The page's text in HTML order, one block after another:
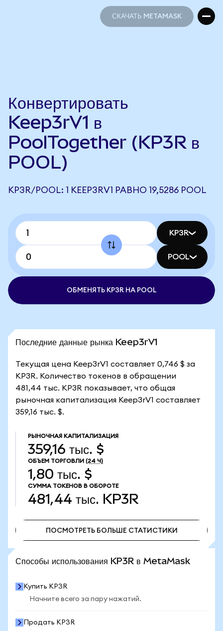
СКАЧАТЬ METAMASK
Конвертировать
Keep3rV1 в
PoolTogether (KP3R в
POOL)
KP3R/POOL: 1 KEEP3RV1 РАВНО 19,5286 POOL
KP3R
POOL
ОБМЕНЯТЬ KP3R НА POOL
Последние данные рынка Keep3rV1
Текущая цена Keep3rV1 составляет 0,746 $ за
KP3R. Количество токенов в обращении
481,44 тыс. KP3R показывает, что общая
рыночная капитализация Keep3rV1 составляет
359,16 тыс. $.
РЫНОЧНАЯ КАПИТАЛИЗАЦИЯ
359,16 тыс. $
ОБЪЕМ ТОРГОВЛИ (24 Ч)
1,80 тыс. $
СУММА ТОКЕНОВ В ОБОРОТЕ
481,44 тыс. KP3R
ПОСМОТРЕТЬ БОЛЬШЕ СТАТИСТИКИ
Способы использования KP3R в MetaMask
Купить KP3R
Начните всего за пару нажатий.
Продать KP3R